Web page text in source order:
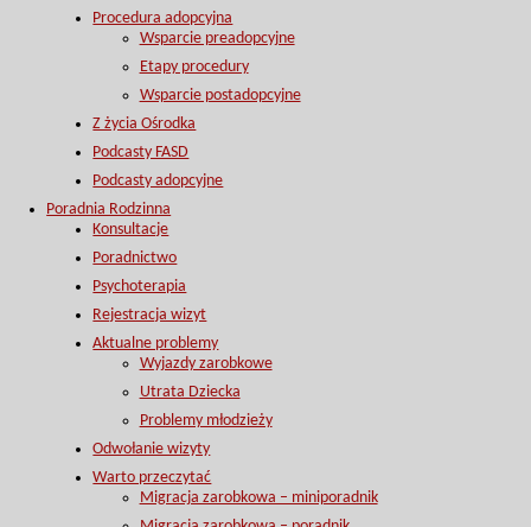
Procedura adopcyjna
Wsparcie preadopcyjne
Etapy procedury
Wsparcie postadopcyjne
Z życia Ośrodka
Podcasty FASD
Podcasty adopcyjne
Poradnia Rodzinna
Konsultacje
Poradnictwo
Psychoterapia
Rejestracja wizyt
Aktualne problemy
Wyjazdy zarobkowe
Utrata Dziecka
Problemy młodzieży
Odwołanie wizyty
Warto przeczytać
Migracja zarobkowa – miniporadnik